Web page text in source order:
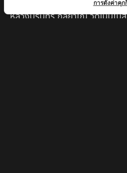
หลวงปู่รินทร์ กลฺยาโณ วัดเนินโ
การตั้งค่าคุก